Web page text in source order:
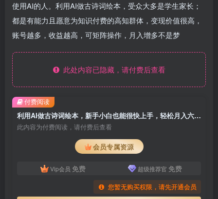
使用AI的人。利用AI做古诗词绘本，受众大多是学生家长；
都是有能力且愿意为知识付费的高知群体，变现价值很高，
账号越多，收益越高，可矩阵操作，月入增多不是梦
此处内容已隐藏，请付费后查看
利用AI做古诗词绘本，新手小白也能很快上手，轻松月入六位数
此内容为付费阅读，请付费后查看
会员专属资源
Vip会员 免费 超级推荐官 免费
您暂无购买权限，请先开通会员
付费阅读